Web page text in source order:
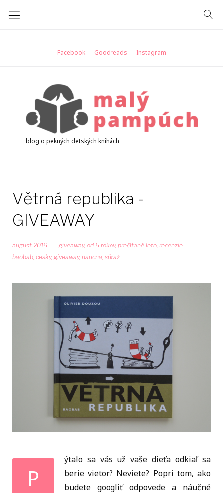
Facebook Goodreads Instagram
blog o pekných detských knihách
Větrná republika -
GIVEAWAY
august 2016 giveaway, od 5 rokov, prečítané leto, recenzie
baobab, cesky, giveaway, naucna, súťaž
P
ýtalo sa vás už vaše dieťa odkiaľ sa
berie vietor? Neviete? Popri tom, ako
budete googliť odpovede a náučné